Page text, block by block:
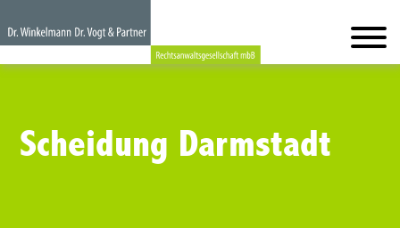
Scheidung Darmstadt